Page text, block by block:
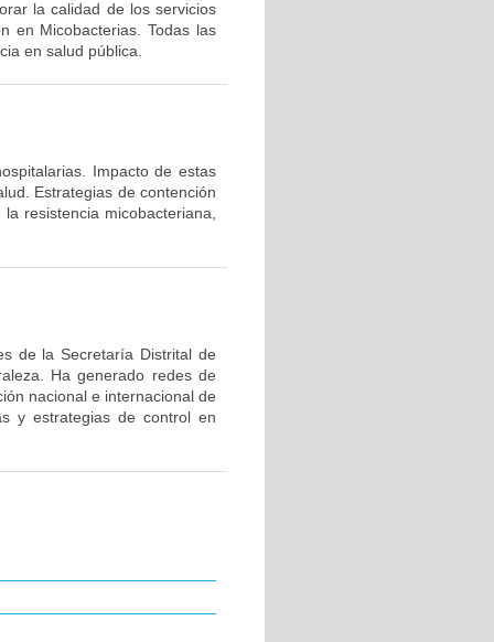
la calidad de los servicios
en Micobacterias. Todas las
en salud pública.
Impacto de estas
Estrategias de contención
resistencia micobacteriana,
de la Secretaría Distrital de
Ha generado redes de
nacional e internacional de
y estrategias de control en